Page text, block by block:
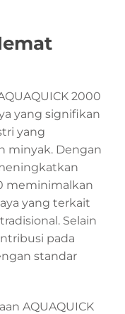
2000
yang signifikan
yang
minyak. Dengan
meminimalkan
yang terkait
Selain
pada
standar
AQUAQUICK